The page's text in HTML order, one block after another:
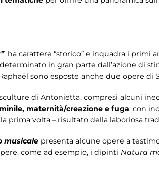
, ha carattere “storico” e inquadra i primi
in gran parte dall’azione di
sono esposte anche due opere di
di Antonietta, compresi alcuni
maternità/creazione e fuga, con
la prima volta – risultato della laboriosa
musicale presenta alcune opere a
come ad esempio, i dipinti Natura